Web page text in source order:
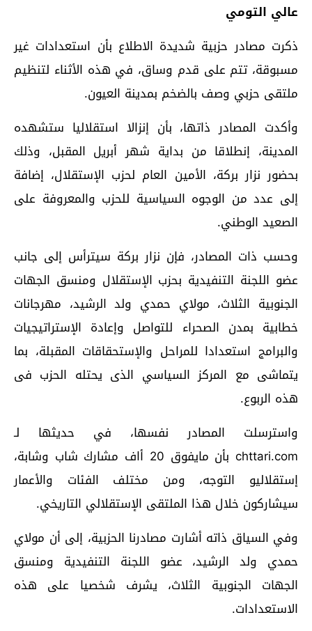
عالي التومي
ذكرت مصادر حزبية شديدة الاطلاع بأن استعدادات غير
مسبوقة، تتم على قدم وساق، في هذه الأثناء لتنظيم
ملتقى حزبي وصف بالضخم بمدينة العيون.
وأكدت المصادر ذاتها، بأن إنزالا استقلاليا ستشهده
المدينة، إنطلاقا من بداية شهر أبريل المقبل، وذلك
بحضور نزار بركة، الأمين العام لحزب الإستقلال، إضافة
إلى عدد من الوجوه السياسية للحزب والمعروفة على
الصعيد الوطني.
وحسب ذات المصادر، فإن نزار بركة سيترأس إلى جانب
عضو اللجنة التنفيدية بحزب الإستقلال ومنسق الجهات
الجنوبية الثلاث، مولاي حمدي ولد الرشيد، مهرجانات
خطابية بمدن الصحراء للتواصل وإعادة الإستراتيجيات
والبرامج استعدادا للمراحل والإستحقاقات المقبلة، بما
يتماشى مع المركز السياسي الذى يحتله الحزب فى
هذه الربوع.
واسترسلت المصادر نفسها، في حديثها لـ
chttari.com بأن مايفوق 20 أاف مشارك شاب وشابة،
إستقلاليو التوجه، ومن مختلف الفئات والأعمار
سيشاركون خلال هذا الملتقى الإستقلالي التاريخي.
وفي السياق ذاته أشارت مصادرنا الحزبية، إلى أن مولاي
حمدي ولد الرشيد، عضو اللجنة التنفيدية ومنسق
الجهات الجنوبية الثلاث، يشرف شخصيا على هذه
الاستعدادات.